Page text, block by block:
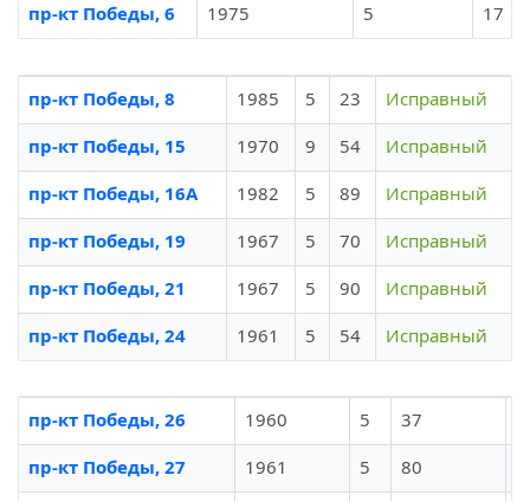
пр-кт Победы, 6
1975 5 17
пр-кт Победы, 8 1985 5 23
Исправный
пр-кт Победы, 15
1970 9 54
Исправный
пр-кт Победы, 16А
1982 5 89
Исправный
пр-кт Победы, 19
1967 5 70
Исправный
пр-кт Победы, 21
1967 5 90
Исправный
пр-кт Победы, 24
1961 5 54 Исправный
пр-кт Победы, 26 1960 5 37
пр-кт Победы, 27
1961 5 80